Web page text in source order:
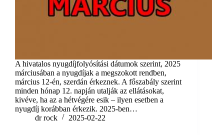
A hivatalos nyugdíjfolyósítási dátumok szerint, 2025
márciusában a nyugdíjak a megszokott rendben,
március 12-én, szerdán érkeznek. A főszabály szerint
minden hónap 12. napján utalják az ellátásokat,
kivéve, ha az a hétvégére esik – ilyen esetben a
nyugdíj korábban érkezik. 2025-ben…
dr rock
2025-02-22